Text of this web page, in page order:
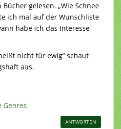
gelesen. „Wie Schnee
ich mal auf der Wunschliste
habe ich das Interesse
nicht für ewig“ schaut
aus.
Genres
ANTWORTEN